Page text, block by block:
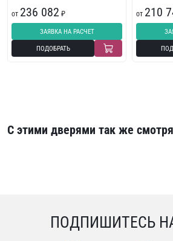
от 236 082 ₽
ЗАЯВКА НА РАСЧЕТ
ПОДОБРАТЬ
от 210
С этими дверями так же
ПОДПИШИТЕСЬ